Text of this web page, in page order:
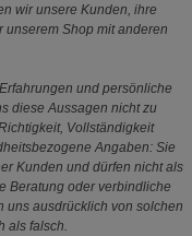
wir unsere Kunden, ihre
Shop mit anderen
und persönliche
diese Aussagen nicht zu
Vollständigkeit
Angaben: Sie
Kunden und dürfen nicht als
Beratung oder verbindliche
uns ausdrücklich von solchen
als falsch.